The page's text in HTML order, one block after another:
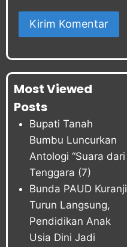
Most Viewed
Posts
Bupati Tanah
Bumbu Luncurkan
Antologi “Suara dari
Tenggara (7)
Bunda PAUD Kuranji
Turun Langsung,
Pendidikan Anak
Usia Dini Jadi